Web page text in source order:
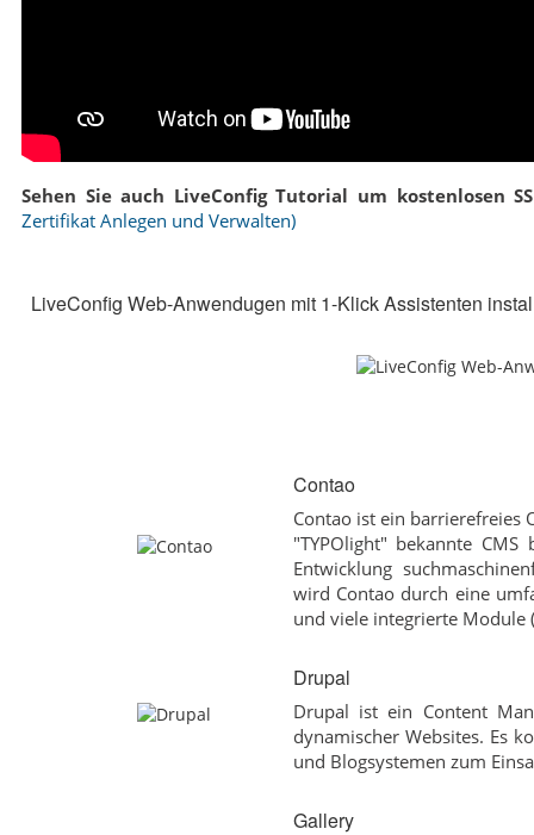
Sehen Sie auch LiveConfig Tutorial um kostenlosen
Zertifikat Anlegen und Verwalten)
LiveConfig Web-Anwendugen mit 1-Klick Assistenten
Contao
Contao ist ein barrierefreies
"TYPOlight" bekannte
Entwicklung
wird Contao durch eine
und viele integrierte Module
Drupal
Drupal ist ein Content
dynamischer Websites. Es
und Blogsystemen zum
Gallery